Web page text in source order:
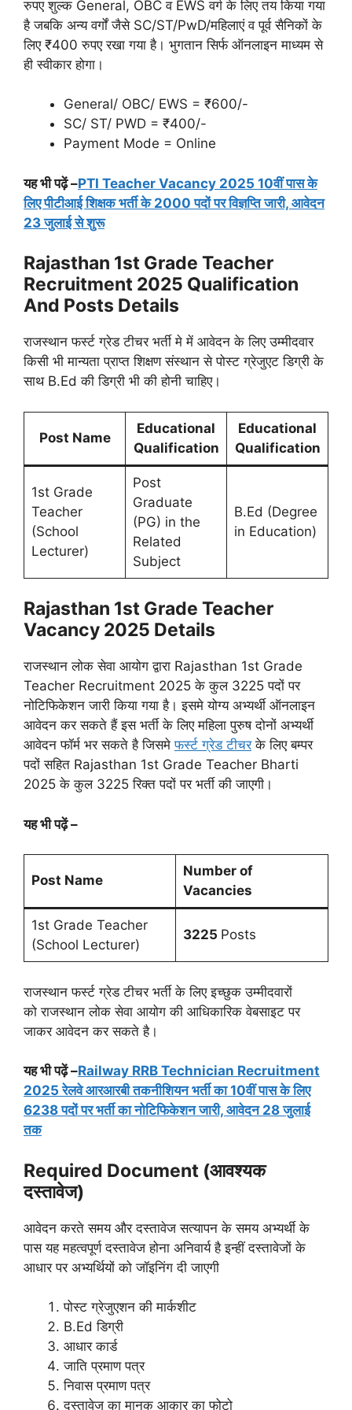
रुपए शुल्क General, OBC व EWS वर्ग के लिए तय किया गया
है जबकि अन्य वर्गों जैसे SC/ST/PwD/महिलाएं व पूर्व सैनिकों के
लिए ₹400 रुपए रखा गया है। भुगतान सिर्फ ऑनलाइन माध्यम से
ही स्वीकार होगा।
General/ OBC/ EWS = ₹600/-
SC/ ST/ PWD = ₹400/-
Payment Mode = Online
यह भी पढ़ें –PTI Teacher Vacancy 2025 10वीं पास के
लिए पीटीआई शिक्षक भर्ती के 2000 पदों पर विज्ञप्ति जारी, आवेदन
23 जुलाई से शुरू
Rajasthan 1st Grade Teacher
Recruitment 2025 Qualification
And Posts Details
राजस्थान फर्स्ट ग्रेड टीचर भर्ती मे में आवेदन के लिए उम्मीदवार
किसी भी मान्यता प्राप्त शिक्षण संस्थान से पोस्ट ग्रेजुएट डिग्री के
साथ B.Ed की डिग्री भी की होनी चाहिए।
Post Name
Educational
Qualification
Educational
Qualification
1st Grade
Teacher
(School
Lecturer)
Post
Graduate
(PG) in the
Related
Subject
B.Ed (Degree
in Education)
Rajasthan 1st Grade Teacher
Vacancy 2025 Details
राजस्थान लोक सेवा आयोग द्वारा Rajasthan 1st Grade
Teacher Recruitment 2025 के कुल 3225 पदों पर
नोटिफिकेशन जारी किया गया है। इसमे योग्य अभ्यर्थी ऑनलाइन
आवेदन कर सकते हैं इस भर्ती के लिए महिला पुरुष दोनों अभ्यर्थी
आवेदन फॉर्म भर सकते है जिसमेफर्स्ट ग्रेड टीचरके लिए बम्पर
पदों सहित Rajasthan 1st Grade Teacher Bharti
2025 के कुल 3225 रिक्त पदों पर भर्ती की जाएगी।
यह भी पढ़ें –
Post Name
Number of
Vacancies
1st Grade Teacher
(School Lecturer)
3225 Posts
राजस्थान फर्स्ट ग्रेड टीचर भर्ती के लिए इच्छुक उम्मीदवारों
को राजस्थान लोक सेवा आयोग की आधिकारिक वेबसाइट पर
जाकर आवेदन कर सकते है।
यह भी पढ़ें –Railway RRB Technician Recruitment
2025 रेलवे आरआरबी तकनीशियन भर्ती का 10वीं पास के लिए
6238 पदों पर भर्ती का नोटिफिकेशन जारी, आवेदन 28 जुलाई
तक
Required Document (आवश्यक
दस्तावेज)
आवेदन करते समय और दस्तावेज सत्यापन के समय अभ्यर्थी के
पास यह महत्वपूर्ण दस्तावेज होना अनिवार्य है इन्हीं दस्तावेजों के
आधार पर अभ्यर्थियों को जॉइनिंग दी जाएगी
पोस्ट ग्रेजुएशन की मार्कशीट
B.Ed डिग्री
आधार कार्ड
जाति प्रमाण पत्र
निवास प्रमाण पत्र
दस्तावेज का मानक आकार का फोटो